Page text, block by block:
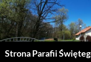
Przejdź
do
treści